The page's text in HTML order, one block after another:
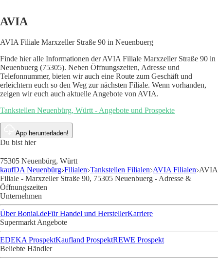
AVIA
AVIA Filiale Marxzeller Straße 90 in Neuenbuerg
Finde hier alle Informationen der AVIA Filiale Marxzeller Straße 90 in
Neuenbuerg (75305). Neben Öffnungszeiten, Adresse und
Telefonnummer, bieten wir auch eine Route zum Geschäft und
erleichtern euch so den Weg zur nächsten Filiale. Wenn vorhanden,
zeigen wir euch auch aktuelle Angebote von AVIA.
Tankstellen Neuenbürg, Württ - Angebote und Prospekte
App herunterladen!
Du bist hier
75305 Neuenbürg, Württ
kaufDA Neuenbürg Filialen Tankstellen Filialen AVIA Filialen AVIA
Filiale - Marxzeller Straße 90, 75305 Neuenbuerg - Adresse &
Öffnungszeiten
Unternehmen
Über Bonial.deFür Handel und HerstellerKarriere
Supermarkt Angebote
EDEKA ProspektKaufland ProspektREWE Prospekt
Beliebte Händler